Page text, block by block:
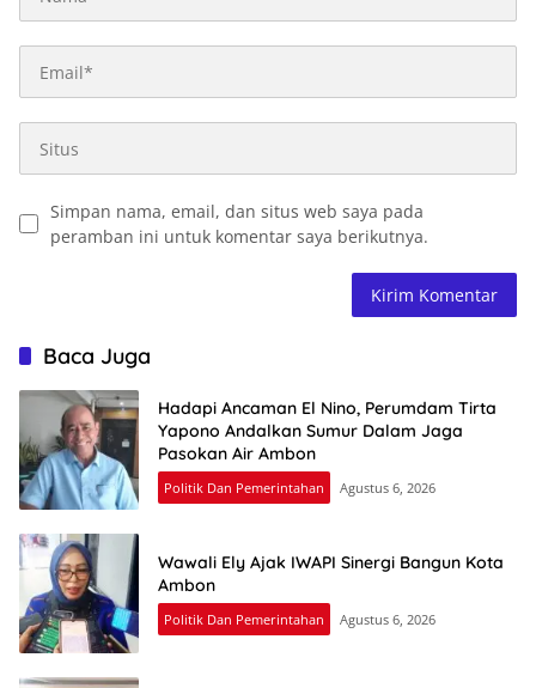
Simpan nama, email, dan situs web saya pada
peramban ini untuk komentar saya berikutnya.
Baca Juga
Hadapi Ancaman El Nino, Perumdam Tirta
Yapono Andalkan Sumur Dalam Jaga
Pasokan Air Ambon
Politik Dan Pemerintahan Agustus 6, 2026
Wawali Ely Ajak IWAPI Sinergi Bangun Kota
Ambon
Politik Dan Pemerintahan Agustus 6, 2026